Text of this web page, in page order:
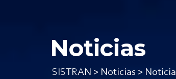
Noticias
SISTRAN > Noticias > Noticia